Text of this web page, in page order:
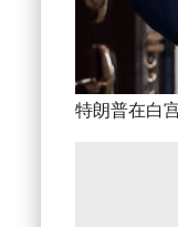
特朗普在白